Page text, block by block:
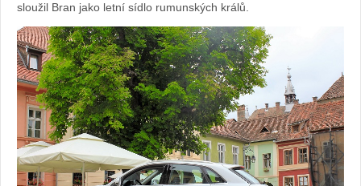
sloužil Bran jako letní sídlo rumunských králů.